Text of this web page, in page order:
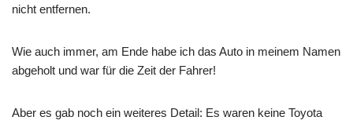
nicht entfernen.
Wie auch immer, am Ende habe ich das Auto in meinem Namen
abgeholt und war für die Zeit der Fahrer!
Aber es gab noch ein weiteres Detail: Es waren keine Toyota